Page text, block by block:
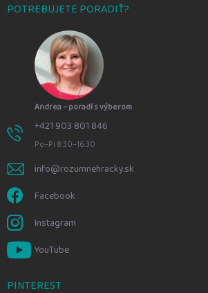
POTREBUJETE PORADIŤ?
Andrea – poradí s výberom
+421 903 801 846
Po–Pi 8:30–16:30
info@rozumnehracky.sk
Facebook
Instagram
YouTube
PINTEREST